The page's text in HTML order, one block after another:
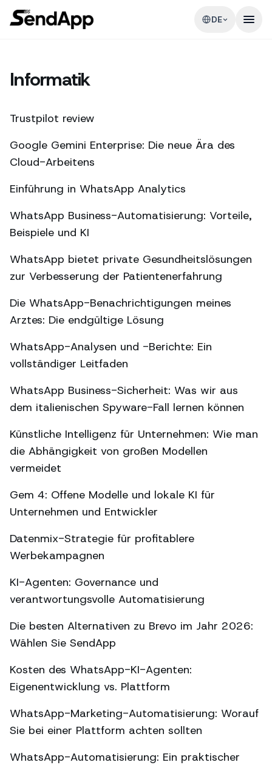
DE
Informatik
Trustpilot review
Google Gemini Enterprise: Die neue Ära des
Cloud-Arbeitens
Einführung in WhatsApp Analytics
WhatsApp Business-Automatisierung: Vorteile,
Beispiele und KI
WhatsApp bietet private Gesundheitslösungen
zur Verbesserung der Patientenerfahrung
Die WhatsApp-Benachrichtigungen meines
Arztes: Die endgültige Lösung
WhatsApp-Analysen und -Berichte: Ein
vollständiger Leitfaden
WhatsApp Business-Sicherheit: Was wir aus
dem italienischen Spyware-Fall lernen können
Künstliche Intelligenz für Unternehmen: Wie man
die Abhängigkeit von großen Modellen
vermeidet
Gem 4: Offene Modelle und lokale KI für
Unternehmen und Entwickler
Datenmix-Strategie für profitablere
Werbekampagnen
KI-Agenten: Governance und
verantwortungsvolle Automatisierung
Die besten Alternativen zu Brevo im Jahr 2026:
Wählen Sie SendApp
Kosten des WhatsApp-KI-Agenten:
Eigenentwicklung vs. Plattform
WhatsApp-Marketing-Automatisierung: Worauf
Sie bei einer Plattform achten sollten
WhatsApp-Automatisierung: Ein praktischer